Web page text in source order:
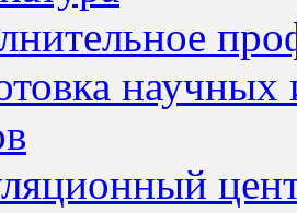
научных